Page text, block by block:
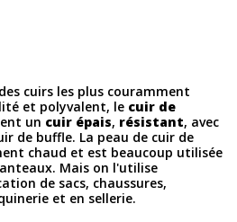
cuirs les plus couramment
et polyvalent, le cuir de
un cuir épais, résistant, avec
de buffle. La peau de cuir de
chaud et est beaucoup utilisée
Mais on l'utilise
de sacs, chaussures,
et en sellerie.